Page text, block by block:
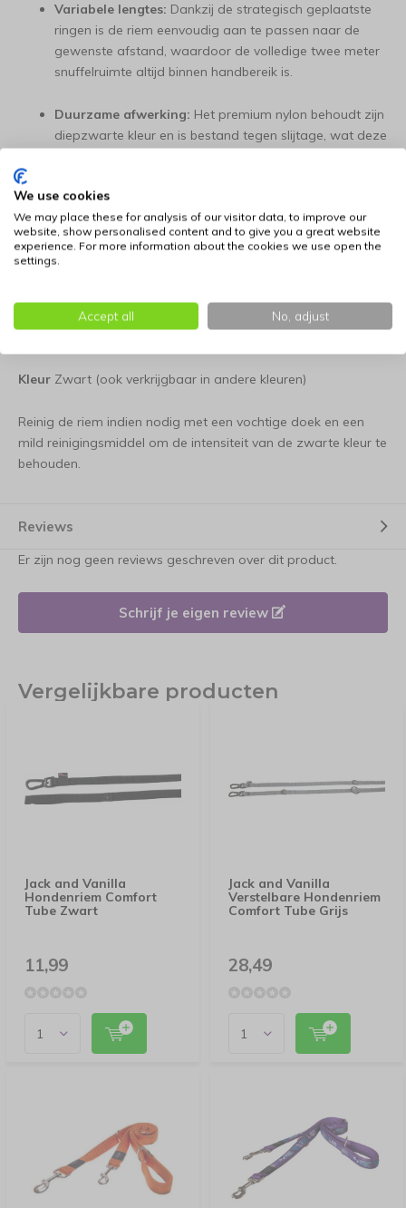
Variabele lengtes: Dankzij de strategisch geplaatste
ringen is de riem eenvoudig aan te passen naar de
gewenste afstand, waardoor de volledige twee meter
snuffelruimte altijd binnen handbereik is.
Duurzame afwerking: Het premium nylon behoudt zijn
diepzwarte kleur en is bestand tegen slijtage, wat deze
Productspecificaties
TypeDrievoudig verstelbare hondenriem
Kleur Zwart (ook verkrijgbaar in andere kleuren)
Reinig de riem indien nodig met een vochtige doek en een
mild reinigingsmiddel om de intensiteit van de zwarte kleur te
behouden.
Reviews
Er zijn nog geen reviews geschreven over dit product.
Schrijf je eigen review
Vergelijkbare producten
Jack and Vanilla
Hondenriem Comfort
Tube Zwart
11,99
Jack and Vanilla
Verstelbare Hondenriem
Comfort Tube Grijs
28,49
We use cookies
We may place these for analysis of our visitor data, to improve our
website, show personalised content and to give you a great website
experience. For more information about the cookies we use open the
settings.
Accept all No, adjust